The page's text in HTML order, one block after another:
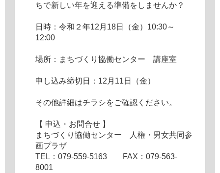
ちで新しい年を迎 え る準備を し ま せんか ？
日 時 ： 令和 ２ 年12 月 18日 （金） 10:30～
12:00
場所 ： ま ちづく り 協働センター 講座室
申 し込み締切 日 ： 12 月 11 日 （金）
その他詳細はチラ シをご確認 く ださ い。
【 申込 ・ お問合せ 】
ま ちづく り 協働センター 人 権 ・ 男女共同参
画プラザ
TE L ： 079-559-5163 FAX ： 079-563-
8001